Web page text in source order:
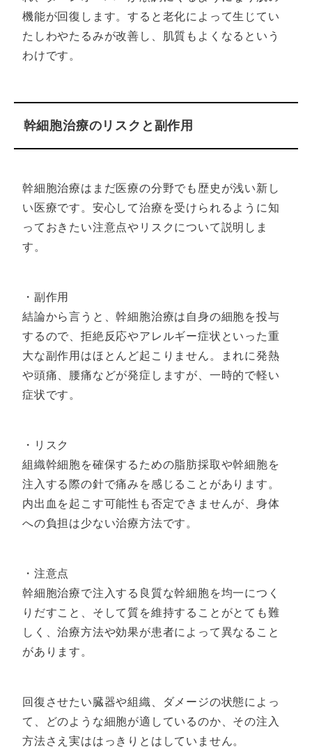
機能が回復します。すると老化によって生じてい
たしわやたるみが改善し、肌質もよくなるという
わけです。
幹細胞治療のリスクと副作用
幹細胞治療はまだ医療の分野でも歴史が浅い新し
い医療です。安心して治療を受けられるように知
っておきたい注意点やリスクについて説明しま
す。
・副作用
結論から言うと、幹細胞治療は自身の細胞を投与
するので、拒絶反応やアレルギー症状といった重
大な副作用はほとんど起こりません。まれに発熱
や頭痛、腰痛などが発症しますが、一時的で軽い
症状です。
・リスク
組織幹細胞を確保するための脂肪採取や幹細胞を
注入する際の針で痛みを感じることがあります。
内出血を起こす可能性も否定できませんが、身体
への負担は少ない治療方法です。
・注意点
幹細胞治療で注入する良質な幹細胞を均一につく
りだすこと、そして質を維持することがとても難
しく、治療方法や効果が患者によって異なること
があります。
回復させたい臓器や組織、ダメージの状態によっ
て、どのような細胞が適しているのか、その注入
方法さえ実ははっきりとはしていません。